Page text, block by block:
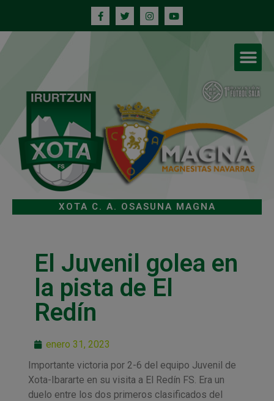
XOTA C. A. OSASUNA MAGNA
El Juvenil golea en
la pista de El
Redín
enero 31, 2023
Importante victoria por 2-6 del equipo Juvenil de
Xota-Ibararte en su visita a El Redín FS. Era un
duelo entre los dos primeros clasificados del